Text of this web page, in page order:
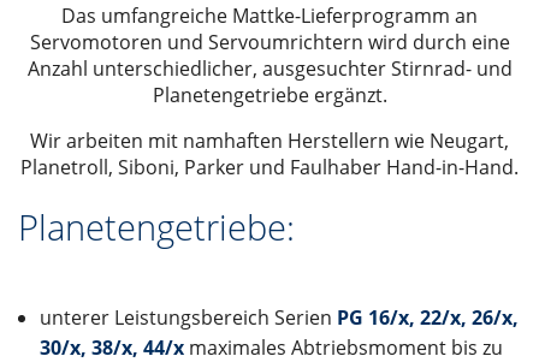
Das umfangreiche Mattke-Lieferprogramm an
Servomotoren und Servoumrichtern wird durch eine
Anzahl unterschiedlicher, ausgesuchter Stirnrad- und
Planetengetriebe ergänzt.
Wir arbeiten mit namhaften Herstellern wie Neugart,
Planetroll, Siboni, Parker und Faulhaber Hand-in-Hand.
Planetengetriebe:
unterer Leistungsbereich Serien PG 16/x, 22/x, 26/x,
30/x, 38/x, 44/xmaximales Abtriebsmoment bis zu